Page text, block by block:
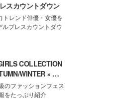
スカウントダウン
トレンド俳優・女優を
ルプレスカウントダウ
COLLECTION
WINTER × モ
のファッションフェス
をたっぷり紹介